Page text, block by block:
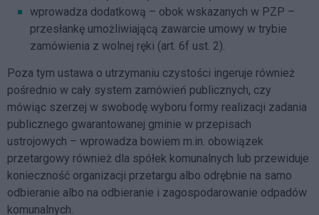
wprowadza dodatkową – obok wskazanych w PZP –
przesłankę umożliwiającą zawarcie umowy w trybie
zamówienia z wolnej ręki (art. 6f ust. 2).
Poza tym ustawa o utrzymaniu czystości ingeruje również
pośrednio w cały system zamówień publicznych, czy
mówiąc szerzej w swobodę wyboru formy realizacji zadania
publicznego gwarantowanej gminie w przepisach
ustrojowych – wprowadza bowiem m.in. obowiązek
przetargowy również dla spółek komunalnych lub przewiduje
konieczność organizacji przetargu albo odrębnie na samo
odbieranie albo na odbieranie i zagospodarowanie odpadów
komunalnych.